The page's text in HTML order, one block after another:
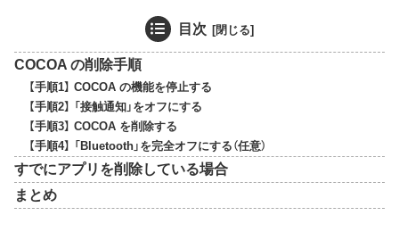
目次
COCOA の削除手順
【手順1】 COCOA の機能を停止する
【手順2】 「接触通知」をオフにする
【手順3】 COCOA を削除する
【手順4】 「Bluetooth」を完全オフにする（任意）
すでにアプリを削除している場合
まとめ